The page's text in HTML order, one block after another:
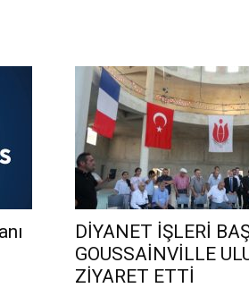
DİYANET İŞLERİ
GOUSSAİNVİLLE
ZİYARET ETTİ